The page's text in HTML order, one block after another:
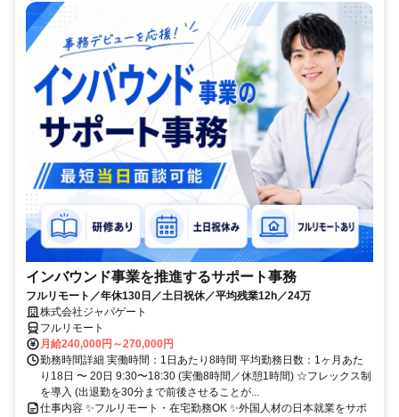
インバウンド事業を推進するサポート事務
フルリモート／年休130日／土日祝休／平均残業12h／24万
株式会社ジャパゲート
フルリモート
月給240,000円～270,000円
勤務時間詳細 実働時間：1日あたり8時間 平均勤務日数：1ヶ月あた
り18日 〜 20日 9:30〜18:30 (実働8時間／休憩1時間) ☆フレックス制
を導入 (出退勤を30分まで前後させることが...
仕事内容 ✨フルリモート・在宅勤務OK ✨外国人材の日本就業をサポ